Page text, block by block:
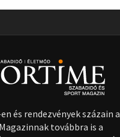
en és rendezvények százain a
továbbra is a